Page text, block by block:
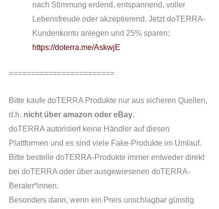
nach Stimmung erdend, entspannend, voller
Lebensfreude oder akzeptierend.Jetzt doTERRA-
Kundenkonto anlegen und 25% sparen:
https://doterra.me/AskwjE
========================
Bitte kaufe doTERRA Produkte nur aus sicheren Quellen,
d.h. nicht über amazon oder eBay.
doTERRA autorisiert keine Händler auf diesen
Plattformen und es sind viele Fake-Produkte im Umlauf.
Bitte bestelle doTERRA-Produkte immer entweder direkt
bei doTERRA oder über ausgewiesenen doTERRA-
Berater*innen.
Besonders dann, wenn ein Preis unschlagbar günstig